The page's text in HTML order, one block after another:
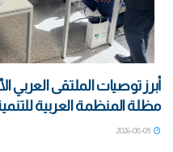
أبرز توصيات الملتقى العربي
مظلة المنظمة العربية